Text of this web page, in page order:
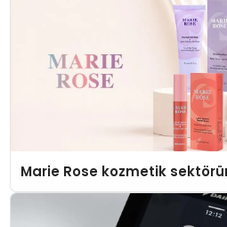
Marie Rose kozmetik